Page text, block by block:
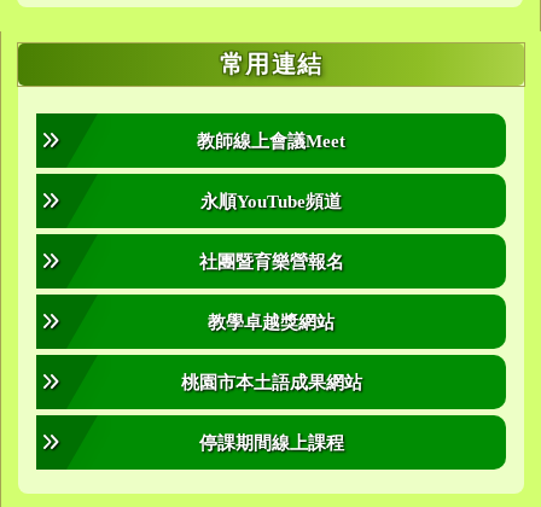
右邊區域內容 常用連結
教師線上會議Meet
永順YouTube頻道
社團暨育樂營報名
教學卓越獎網站
桃園市本土語成果網站
停課期間線上課程